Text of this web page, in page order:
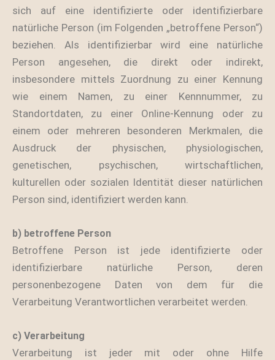
sich auf eine identifizierte oder identifizierbare
natürliche Person (im Folgenden „betroffene Person“)
beziehen. Als identifizierbar wird eine natürliche
Person angesehen, die direkt oder indirekt,
insbesondere mittels Zuordnung zu einer Kennung
wie einem Namen, zu einer Kennnummer, zu
Standortdaten, zu einer Online-Kennung oder zu
einem oder mehreren besonderen Merkmalen, die
Ausdruck der physischen, physiologischen,
genetischen, psychischen, wirtschaftlichen,
kulturellen oder sozialen Identität dieser natürlichen
Person sind, identifiziert werden kann.
b) betroffene Person
Betroffene Person ist jede identifizierte oder
identifizierbare natürliche Person, deren
personenbezogene Daten von dem für die
Verarbeitung Verantwortlichen verarbeitet werden.
c) Verarbeitung
Verarbeitung ist jeder mit oder ohne Hilfe